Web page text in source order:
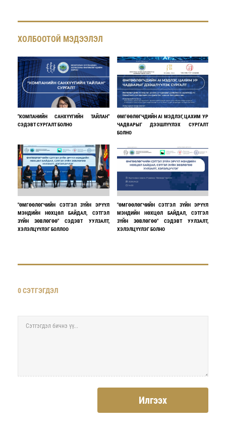
ХОЛБООТОЙ МЭДЭЭЛЭЛ
"КОМПАНИЙН САНХҮҮГИЙН ТАЙЛАН"
СЭДЭВТ СУРГАЛТ БОЛНО
ӨМГӨӨЛӨГЧДИЙН AI МЭДЛЭГ, ЦАХИМ УР
ЧАДВАРЫГ ДЭЭШЛҮҮЛЭХ СУРГАЛТ
БОЛНО
"ӨМГӨӨЛӨГЧИЙН СЭТГЭЛ ЗҮЙН ЭРҮҮЛ
МЭНДИЙН НӨХЦӨЛ БАЙДАЛ, СЭТГЭЛ
ЗҮЙН ЗӨВЛӨГӨӨ" СЭДЭВТ УУЛЗАЛТ,
ХЭЛЭЛЦҮҮЛЭГ БОЛЛОО
"ӨМГӨӨЛӨГЧИЙН СЭТГЭЛ ЗҮЙН ЭРҮҮЛ
МЭНДИЙН НӨХЦӨЛ БАЙДАЛ, СЭТГЭЛ
ЗҮЙН ЗӨВЛӨГӨӨ" СЭДЭВТ УУЛЗАЛТ,
ХЭЛЭЛЦҮҮЛЭГ БОЛНО
0 СЭТГЭГДЭЛ
Илгээх